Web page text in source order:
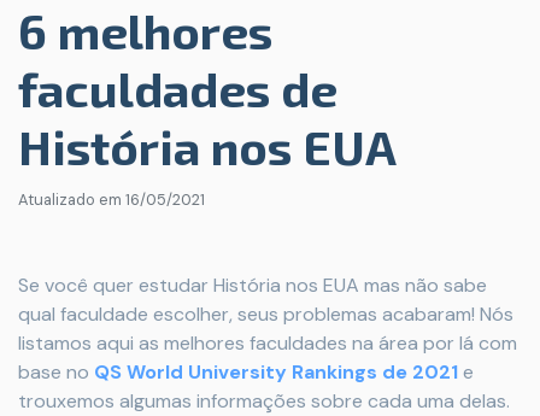
6 melhores
faculdades de
História nos EUA
Atualizado em 16/05/2021
Se você quer estudar História nos EUA mas não sabe
qual faculdade escolher, seus problemas acabaram! Nós
listamos aqui as melhores faculdades na área por lá com
base no QS World University Rankings de 2021e
trouxemos algumas informações sobre cada uma delas.